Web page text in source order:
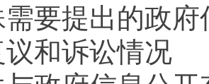
要提出的政
议和诉讼情况